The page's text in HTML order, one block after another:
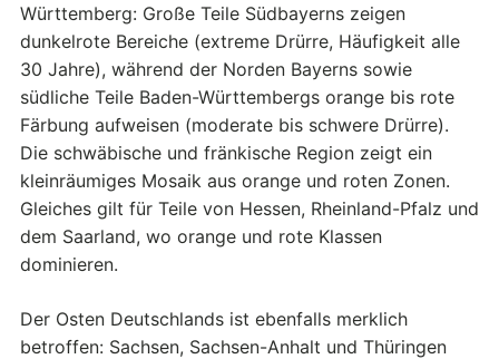
Württemberg: Große Teile Südbayerns zeigen
dunkelrote Bereiche (extreme Drürre, Häufigkeit alle
30 Jahre), während der Norden Bayerns sowie
südliche Teile Baden-Württembergs orange bis rote
Färbung aufweisen (moderate bis schwere Drürre).
Die schwäbische und fränkische Region zeigt ein
kleinräumiges Mosaik aus orange und roten Zonen.
Gleiches gilt für Teile von Hessen, Rheinland-Pfalz und
dem Saarland, wo orange und rote Klassen
dominieren.
Der Osten Deutschlands ist ebenfalls merklich
betroffen: Sachsen, Sachsen-Anhalt und Thüringen